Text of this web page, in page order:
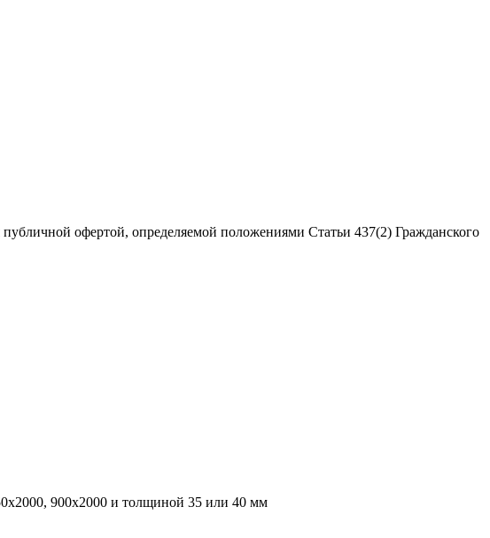
офертой, определяемой положениями Статьи 437(2) Гражданского
900х2000 и толщиной 35 или 40 мм